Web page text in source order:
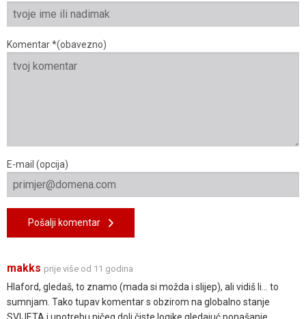
Komentar *(obavezno)
E-mail (opcija)
Pošalji komentar
makks prije više od 11 godina
Hlaford, gledaš, to znamo (mada si možda i slijep), ali vidiš li... to
sumnjam. Tako tupav komentar s obzirom na globalno stanje